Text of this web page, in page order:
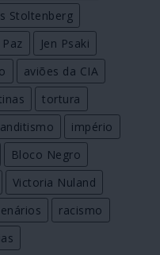
Stoltenberg
Paz
Jen Psaki
aviões da CIA
tortura
império
Bloco Negro
Victoria Nuland
racismo